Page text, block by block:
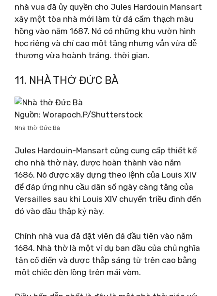
nhà vua đã ủy quyền cho Jules Hardouin Mansart
xây một tòa nhà mới làm từ đá cẩm thạch màu
hồng vào năm 1687. Nó có những khu vườn hình
học riêng và chỉ cao một tầng nhưng vẫn vừa dễ
thương vừa hoành tráng. thời gian.
11. NHÀ THỜ ĐỨC BÀ
Nguồn: Worapoch.P/Shutterstock
Nhà thờ Đức Bà
Jules Hardouin-Mansart cũng cung cấp thiết kế
cho nhà thờ này, được hoàn thành vào năm
1686. Nó được xây dựng theo lệnh của Louis XIV
để đáp ứng nhu cầu dân số ngày càng tăng của
Versailles sau khi Louis XIV chuyển triều đình đến
đó vào đầu thập kỷ này.
Chính nhà vua đã đặt viên đá đầu tiên vào năm
1684. Nhà thờ là một ví dụ ban đầu của chủ nghĩa
tân cổ điển và được thắp sáng từ trên cao bằng
một chiếc đèn lồng trên mái vòm.